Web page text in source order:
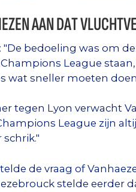
AAN DAT
"De bedoeling was om
League
wat sneller moeten
tegen Lyon verwacht
League zijn
de vraag of
stelde eerder